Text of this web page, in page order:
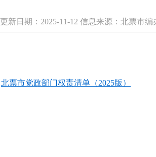
更新日期：2025-11-12 信息来源：北票市
北票市党政部门权责清单（2025版）